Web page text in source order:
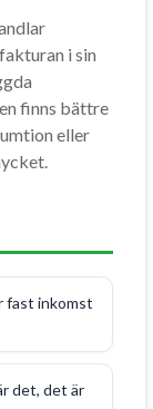
i sin
finns bättre
eller
fast inkomst
det, det är